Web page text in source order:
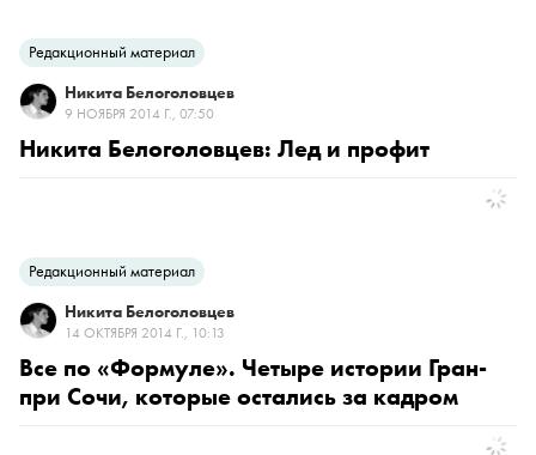
Редакционный материал
Никита Белоголовцев
9 НОЯБРЯ 2014 Г., 07:50
Никита Белоголовцев: Лед и профит
Редакционный материал
Никита Белоголовцев
14 ОКТЯБРЯ 2014 Г., 10:13
Все по «Формуле». Четыре истории Гран-
при Сочи, которые остались за кадром